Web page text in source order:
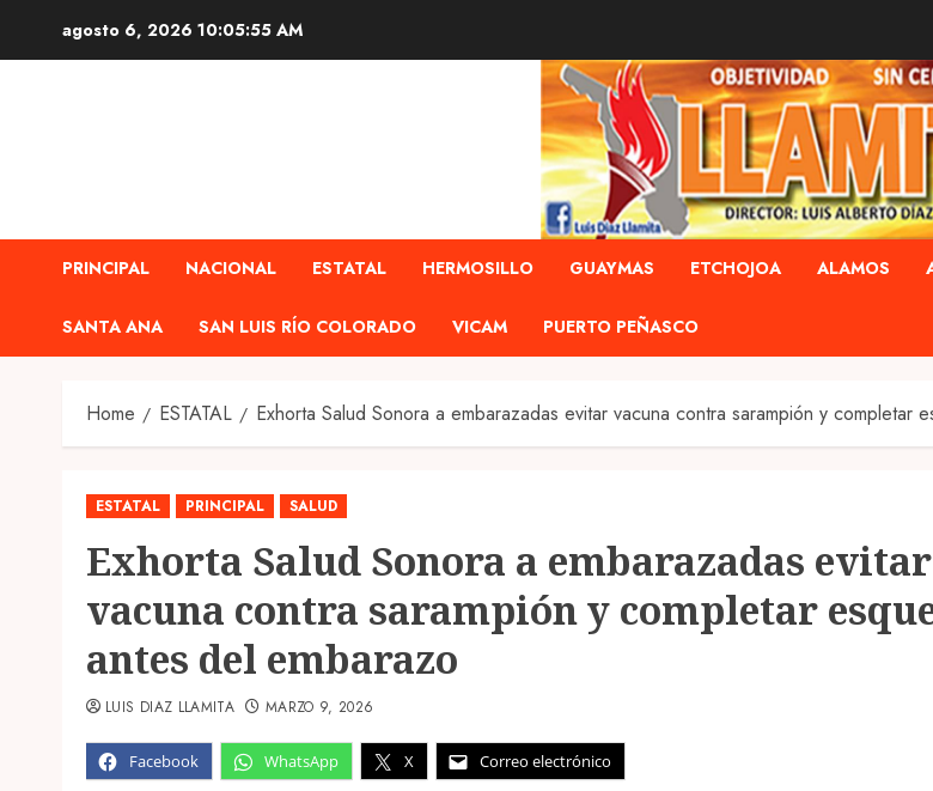
agosto 6, 2026 10:05:56 AM
PRINCIPAL NACIONAL ESTATAL HERMOSILLO GUAYMAS ETCHOJOA ALAMOS
SANTA ANA SAN LUIS RÍO COLORADO VICAM PUERTO PEÑASCO
Home ESTATAL Exhorta Salud Sonora a embarazadas evitar vacuna contra sarampión y completar
ESTATAL PRINCIPAL SALUD
Exhorta Salud Sonora a embarazadas evitar
vacuna contra sarampión y completar
antes del embarazo
Facebook WhatsApp X Correo electrónico
LUIS DIAZ LLAMITA MARZO 9, 2026